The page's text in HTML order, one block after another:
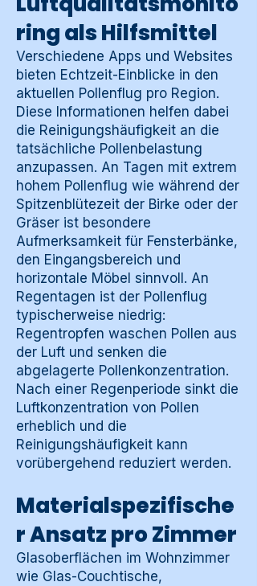
ring als Hilfsmittel
Verschiedene Apps und Websites
bieten Echtzeit-Einblicke in den
aktuellen Pollenflug pro Region.
Diese Informationen helfen dabei
die Reinigungshäufigkeit an die
tatsächliche Pollenbelastung
anzupassen. An Tagen mit extrem
hohem Pollenflug wie während der
Spitzenblütezeit der Birke oder der
Gräser ist besondere
Aufmerksamkeit für Fensterbänke,
den Eingangsbereich und
horizontale Möbel sinnvoll. An
Regentagen ist der Pollenflug
typischerweise niedrig:
Regentropfen waschen Pollen aus
der Luft und senken die
abgelagerte Pollenkonzentration.
Nach einer Regenperiode sinkt die
Luftkonzentration von Pollen
erheblich und die
Reinigungshäufigkeit kann
vorübergehend reduziert werden.
Materialspezifische
r Ansatz pro Zimmer
Glasoberflächen im Wohnzimmer
wie Glas-Couchtische,